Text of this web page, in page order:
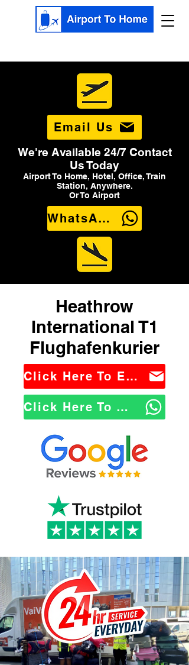
Email Us
We're Available 24/7 Contact
Us Today
Airport To Home, Hotel, Office, Train
Station, Anywhere.
Or To Airport
WhatsApp Us
Heathrow
International T1
Flughafenkurier
Click Here To Email Us
Click Here To WhatsApp Us